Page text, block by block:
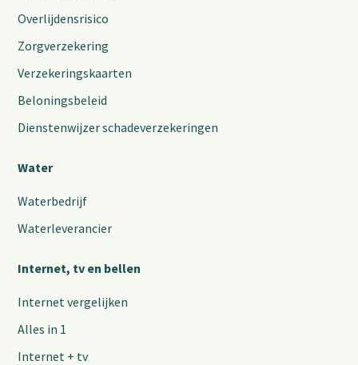
Overlijdensrisico
Zorgverzekering
Verzekeringskaarten
Beloningsbeleid
Dienstenwijzer schadeverzekeringen
Water
Waterbedrijf
Waterleverancier
Internet, tv en bellen
Internet vergelijken
Alles in 1
Internet + tv